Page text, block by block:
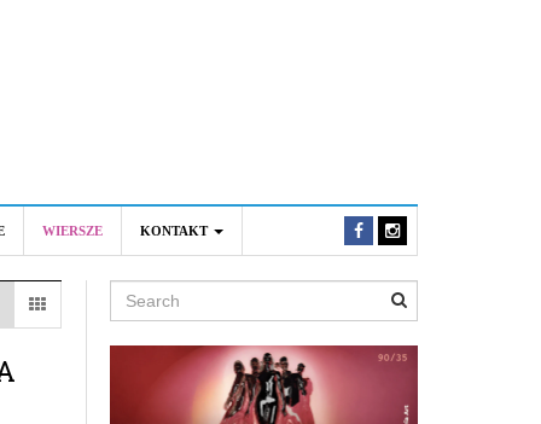
WIERSZE KONTAKT
Search